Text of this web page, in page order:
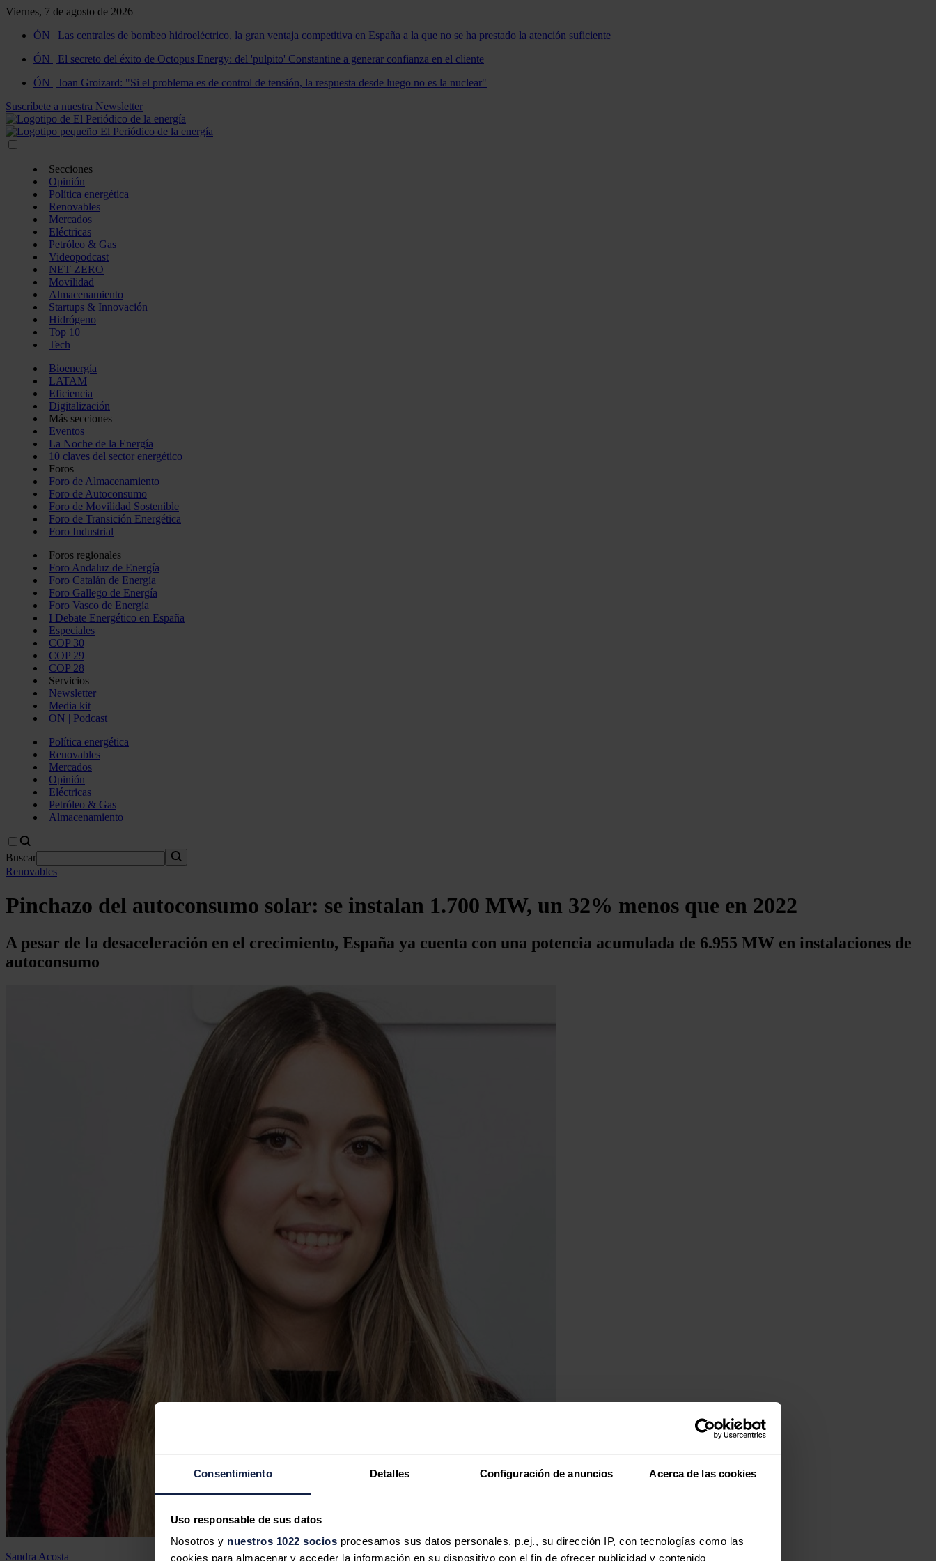
Consentimiento Detalles Configuración de anuncios Acerca de las cookies
Uso responsable de sus datos
Nosotros y nuestros 1022 socios procesamos sus datos personales, p.ej., su dirección IP, con tecnologías como las
cookies para almacenar y acceder la información en su dispositivo con el fin de ofrecer publicidad y contenido
Viernes, 7 de agosto de 2026
ÓN | Las centrales de bombeo hidroeléctrico, la gran ventaja competitiva en España a la que no se ha prestado la atención suficiente
ÓN | El secreto del éxito de Octopus Energy: del 'pulpito' Constantine a generar confianza en el cliente
ÓN | Joan Groizard: "Si el problema es de control de tensión, la respuesta desde luego no es la nuclear"
Suscríbete a nuestra Newsletter
Secciones
Opinión
Política energética
Renovables
Mercados
Eléctricas
Petróleo & Gas
Videopodcast
NET ZERO
Movilidad
Almacenamiento
Startups & Innovación
Hidrógeno
Top 10
Tech
Bioenergía
LATAM
Eficiencia
Digitalización
Más secciones
Eventos
La Noche de la Energía
10 claves del sector energético
Foros
Foro de Almacenamiento
Foro de Autoconsumo
Foro de Movilidad Sostenible
Foro de Transición Energética
Foro Industrial
Foros regionales
Foro Andaluz de Energía
Foro Catalán de Energía
Foro Gallego de Energía
Foro Vasco de Energía
I Debate Energético en España
Especiales
COP 30
COP 29
COP 28
Servicios
Newsletter
Media kit
ON | Podcast
Política energética
Renovables
Mercados
Opinión
Eléctricas
Petróleo & Gas
Almacenamiento
Buscar
Renovables
Pinchazo del autoconsumo solar: se instalan 1.700 MW, un 32% menos que en 2022
A pesar de la desaceleración en el crecimiento, España ya cuenta con una potencia acumulada de 6.955 MW en instalaciones de
autoconsumo
Sandra Acosta